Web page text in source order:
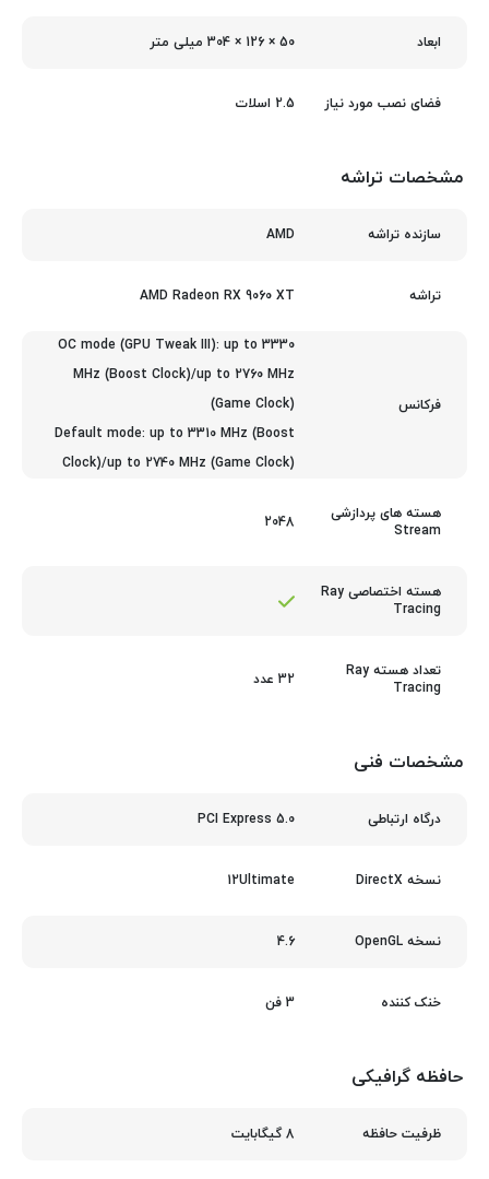
ابعاد 50 × 126 × 304 میلی‌ متر
فضای نصب مورد نیاز 2.5 اسلات
مشخصات تراشه
سازنده تراشه AMD
تراشه AMD Radeon RX 9060 XT
فرکانس
OC mode (GPU Tweak III): up to 3330
MHz (Boost Clock)/up to 2760 MHz
(Game Clock)
Default mode: up to 3310 MHz (Boost
Clock)/up to 2740 MHz (Game Clock)
هسته های پردازشی
Stream
2048
هسته اختصاصی Ray
Tracing
تعداد هسته Ray
Tracing
32 عدد
مشخصات فنی
درگاه ارتباطی PCI Express 5.0
نسخه DirectX 12Ultimate
نسخه OpenGL 4.6
خنک‌ کننده 3 فن
حافظه گرافیکی
ظرفیت حافظه 8 گیگابایت